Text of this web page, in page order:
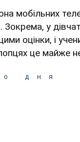
мобільних
Зокрема, у
оцінки, і
це майже
дня